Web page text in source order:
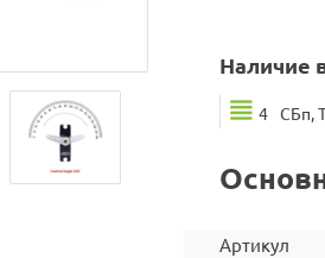
Наличие
4 СБп,
Артикул